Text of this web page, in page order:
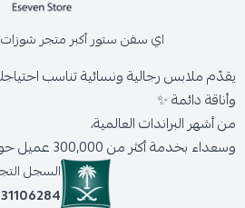
اي سفن ستور أكبر متجر
يقدّم ملابس رجالية ونسائية تناسب
وأناقة دائمة ✨
من أشهر البراندات العالمية،
وسعداء بخدمة أكثر من 300,000 عميل حول المملكة.
السجل